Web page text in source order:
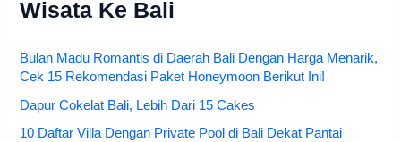
Wisata Ke Bali
Bulan Madu Romantis di Daerah Bali Dengan Harga Menarik,
Cek 15 Rekomendasi Paket Honeymoon Berikut Ini!
Dapur Cokelat Bali, Lebih Dari 15 Cakes
10 Daftar Villa Dengan Private Pool di Bali Dekat Pantai